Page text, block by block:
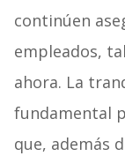
continúen
empleados,
ahora. La
fundamental
que, además